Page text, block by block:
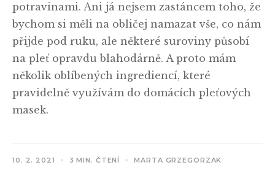
potravinami. Ani já nejsem zastáncem toho, že
bychom si měli na obličej namazat vše, co nám
přijde pod ruku, ale některé suroviny působí
na pleť opravdu blahodárně. A proto mám
několik oblíbených ingrediencí, které
pravidelně využívám do domácích pleťových
masek.
10. 2. 2021 3 MIN. ČTENÍ MARTA GRZEGORZAK